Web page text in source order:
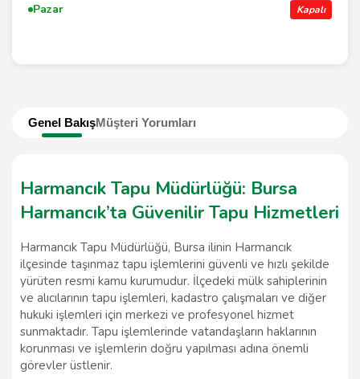
Genel BakışMüşteri Yorumları
Harmancık Tapu Müdürlüğü: Bursa
Harmancık’ta Güvenilir Tapu Hizmetleri
Harmancık Tapu Müdürlüğü, Bursa ilinin Harmancık
ilçesinde taşınmaz tapu işlemlerini güvenli ve hızlı şekilde
yürüten resmi kamu kurumudur. İlçedeki mülk sahiplerinin
ve alıcılarının tapu işlemleri, kadastro çalışmaları ve diğer
hukuki işlemleri için merkezi ve profesyonel hizmet
sunmaktadır. Tapu işlemlerinde vatandaşların haklarının
korunması ve işlemlerin doğru yapılması adına önemli
görevler üstlenir.
Pazar Kapalı